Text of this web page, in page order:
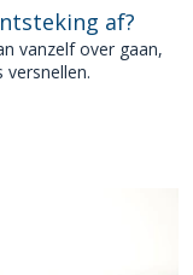
af?
vanzelf over gaan,